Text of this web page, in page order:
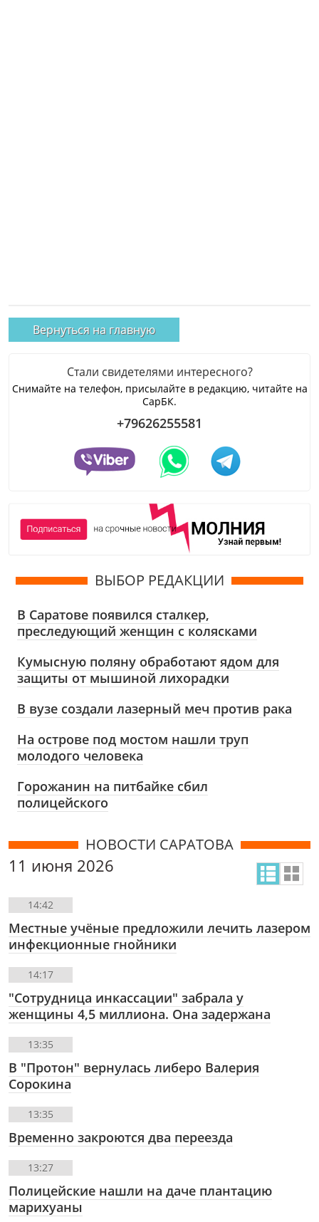
Вернуться на главную
Стали свидетелями интересного?
Снимайте на телефон, присылайте в редакцию, читайте на
СарБК.
+79626255581
ВЫБОР РЕДАКЦИИ
В Саратове появился сталкер,
преследующий женщин с колясками
Кумысную поляну обработают ядом для
защиты от мышиной лихорадки
В вузе создали лазерный меч против рака
На острове под мостом нашли труп
молодого человека
Горожанин на питбайке сбил
полицейского
НОВОСТИ САРАТОВА
11 июня 2026
14:42
Местные учёные предложили лечить лазером
инфекционные гнойники
14:17
"Сотрудница инкассации" забрала у
женщины 4,5 миллиона. Она задержана
13:35
В "Протон" вернулась либеро Валерия
Сорокина
13:35
Временно закроются два переезда
13:27
Полицейские нашли на даче плантацию
марихуаны